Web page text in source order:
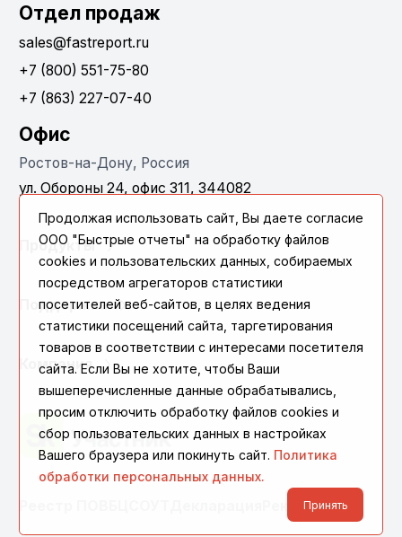
Отдел продаж
sales@fastreport.ru
+7 (800) 551-75-80
+7 (863) 227-07-40
Офис
Ростов-на-Дону, Россия
ул. Обороны 24, офис 311, 344082
Продукты
Поддержка
Компания
Реквизиты
Продолжая использовать сайт, Вы даете согласие
ООО "Быстрые отчеты" на обработку файлов
cookies и пользовательских данных, собираемых
посредством агрегаторов статистики
посетителей веб-сайтов, в целях ведения
статистики посещений сайта, таргетирования
товаров в соответствии с интересами посетителя
сайта. Если Вы не хотите, чтобы Ваши
вышеперечисленные данные обрабатывались,
просим отключить обработку файлов cookies и
сбор пользовательских данных в настройках
Вашего браузера или покинуть сайт. Политика
обработки персональных данных.
Принять